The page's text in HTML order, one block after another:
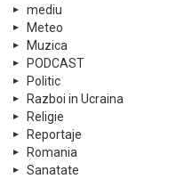
mediu
Meteo
Muzica
PODCAST
Politic
Razboi in Ucraina
Religie
Reportaje
Romania
Sanatate